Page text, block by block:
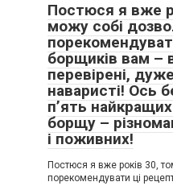
Постюся я вже
можу собі
борщиків вам –
перевірені,
наваристі! Ось
п’ять
борщу –
і поживних!
Постюся я вже років 30,
порекомендувати ці